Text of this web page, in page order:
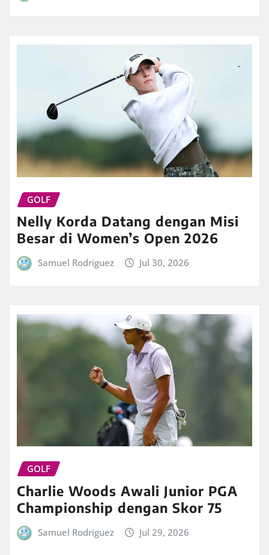
GOLF
Nelly Korda Datang dengan Misi
Besar di Women’s Open 2026
Samuel Rodriguez Jul 30, 2026
GOLF
Charlie Woods Awali Junior PGA
Championship dengan Skor 75
Samuel Rodriguez Jul 29, 2026